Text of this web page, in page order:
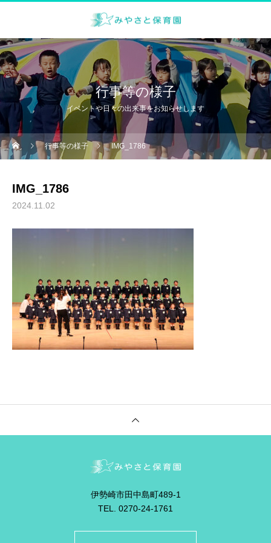
行事等の様子
イベントや日々の出来事をお知らせします
行事等の様子 IMG_1786
IMG_1786
2024.11.02
伊勢崎市田中島町489-1
TEL. 0270-24-1761